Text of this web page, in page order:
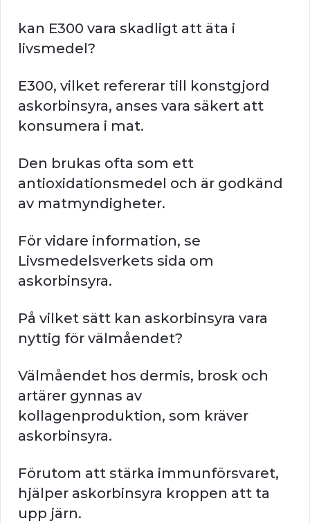
kan E300 vara skadligt att äta i
livsmedel?
E300, vilket refererar till konstgjord
askorbinsyra, anses vara säkert att
konsumera i mat.
Den brukas ofta som ett
antioxidationsmedel och är godkänd
av matmyndigheter.
För vidare information, se
Livsmedelsverkets sida om
askorbinsyra.
På vilket sätt kan askorbinsyra vara
nyttig för välmåendet?
Välmåendet hos dermis, brosk och
artärer gynnas av
kollagenproduktion, som kräver
askorbinsyra.
Förutom att stärka immunförsvaret,
hjälper askorbinsyra kroppen att ta
upp järn.